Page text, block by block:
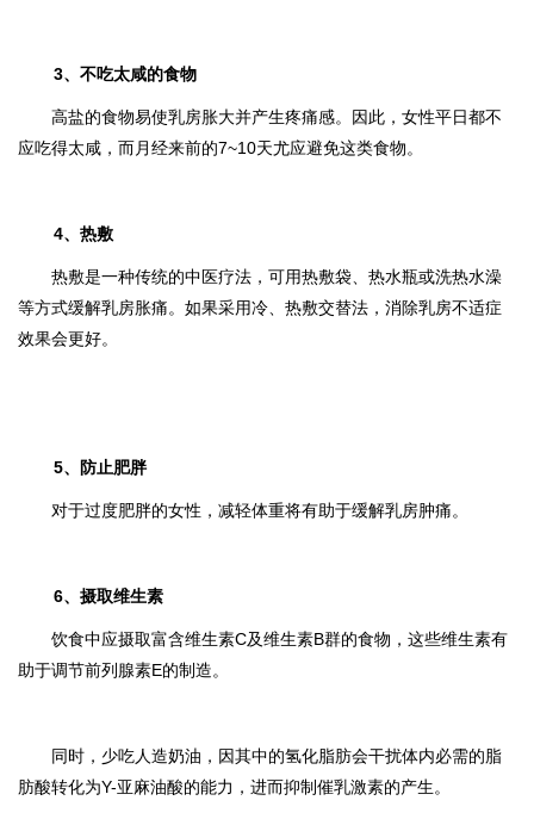
3、不吃太咸的食物
高盐的食物易使乳房胀大并产生疼痛感。因此，女性平日都不
应吃得太咸，而月经来前的7~10天尤应避免这类食物。
4、热敷
热敷是一种传统的中医疗法，可用热敷袋、热水瓶或洗热水澡
等方式缓解乳房胀痛。如果采用冷、热敷交替法，消除乳房不适症
效果会更好。
5、防止肥胖
对于过度肥胖的女性，减轻体重将有助于缓解乳房肿痛。
6、摄取维生素
饮食中应摄取富含维生素C及维生素B群的食物，这些维生素有
助于调节前列腺素E的制造。
同时，少吃人造奶油，因其中的氢化脂肪会干扰体内必需的脂
肪酸转化为Y-亚麻油酸的能力，进而抑制催乳激素的产生。